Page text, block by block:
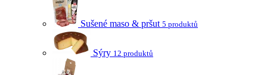
Sušené maso & pršut 5 produktů
Sýry 12 produktů